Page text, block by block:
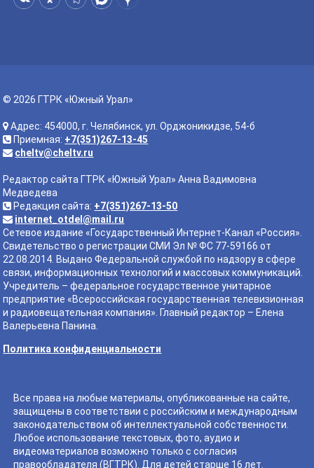
© 2026 ГТРК «Южный Урал»
Адрес: 454000, г. Челябинск, ул. Орджоникидзе, 54-б
Приемная: +7(351)267-13-45
cheltv@cheltv.ru
Редактор сайта ГТРК «Южный Урал» Анна Вадимовна
Медведева
Редакция сайта: +7(351)267-13-50
internet_otdel@mail.ru
Сетевое издание «Государственный Интернет-Канал «Россия».
Свидетельство о регистрации СМИ Эл № ФС 77-59166 от
22.08.2014. Выдано Федеральной службой по надзору в сфере
связи, информационных технологий и массовых коммуникаций.
Учредитель – федеральное государственное унитарное
предприятие «Всероссийская государственная телевизионная
и радиовещательная компания». Главный редактор – Елена
Валерьевна Панина.
Политика конфиденциальности
Все права на любые материалы, опубликованные на сайте,
защищены в соответствии с российским и международным
законодательством об интеллектуальной собственности.
Любое использование текстовых, фото, аудио и
видеоматериалов возможно только с согласия
правообладателя (ВГТРК). Для детей старше 16 лет.